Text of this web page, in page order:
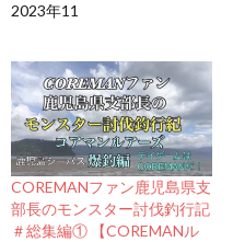
2023年11
COREMANファン鹿児島県支
部長のモンスター討伐釣行記
＃総集編① 【COREMANル